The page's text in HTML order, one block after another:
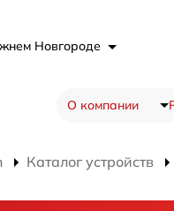
Новгороде
О компании
Каталог устройств